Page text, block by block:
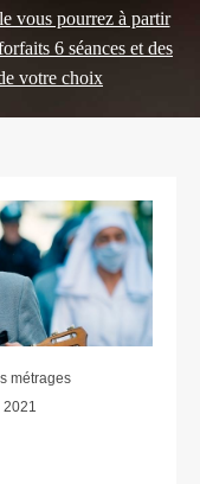
vous pourrez à partir
6 séances et des
votre choix
métrages